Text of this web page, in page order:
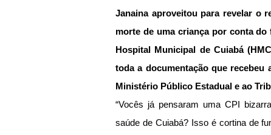
Janaina aproveitou para revelar o
morte de uma criança por conta
Hospital Municipal de Cuiabá
toda a documentação que recebeu
Ministério Público Estadual e ao
“Vocês já pensaram uma CPI
saúde de Cuiabá? Isso é cortina de